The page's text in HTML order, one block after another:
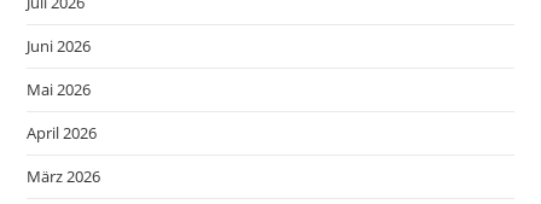
Juni 2026
Mai 2026
April 2026
März 2026